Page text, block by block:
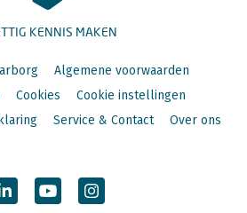
KENNIS MAKEN
Algemene voorwaarden
Cookies
Cookie instellingen
Service & Contact Over ons